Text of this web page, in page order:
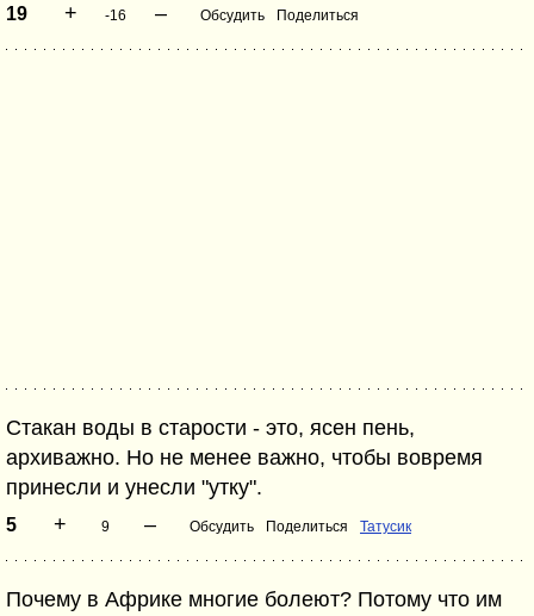
19 + -16 – Обсудить Поделиться
Стакан воды в старости - это, ясен пень,
архиважно. Но не менее важно, чтобы вовремя
принесли и унесли "утку".
5 + 9 – Обсудить Поделиться Татусик
Почему в Африке многие болеют? Потому что им